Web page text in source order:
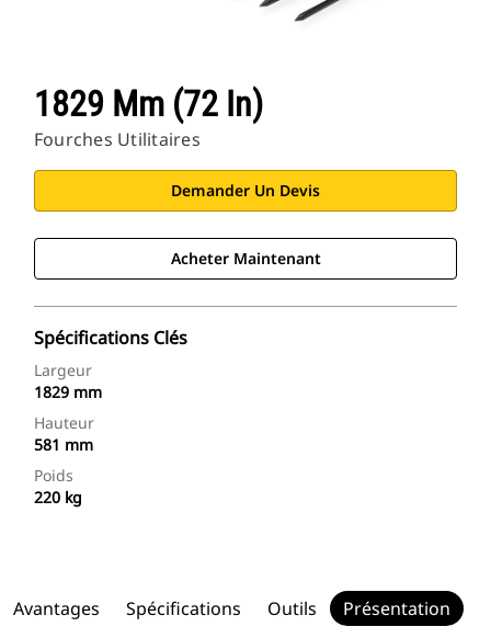
1829 Mm (72 In)
Fourches Utilitaires
Demander Un Devis
Acheter Maintenant
Spécifications Clés
Largeur
1829 mm
Hauteur
581 mm
Poids
220 kg
Avantages Spécifications Outils Présentation